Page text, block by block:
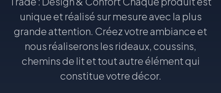
unique et réalisé sur mesure avec la plus
grande attention. Créez votre ambiance et
nous réaliserons les rideaux, coussins,
chemins de lit et tout autre élément qui
constitue votre décor.